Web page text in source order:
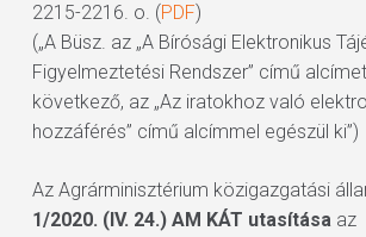
2215-2216. o. (PDF)
(„A Büsz. az „A Bírósági Elektronikus
Figyelmeztetési Rendszer” című
következő, az „Az iratokhoz való
hozzáférés” című alcímmel egészül ki”)
Az Agrárminisztérium közigazgatási
1/2020. (IV. 24.) AM KÁT utasításaaz